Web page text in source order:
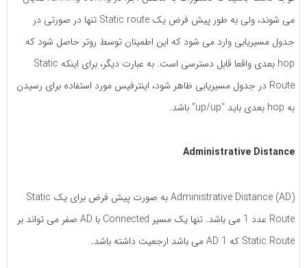
می شوند، ولی به طور پیش فرض یک Static route تنها در صورتی در
جدول مسیریابی وارد می شود که این اطمینان توسط روتر حاصل شود که
hop بعدی واقعا قابل دسترسی است. به عبارت دیگر، برای اینکه Static
Route در جدول مسیریابی ظاهر شود، اینترفیس مورد استفاده برای رسیدن
به hop بعدی باید “up/up” باشد.
Administrative Distance
Administrative Distance (AD) به صورت پیش فرض برای یک Static
Route عدد 1 می باشد. تنها یک مسیر Connected با AD صفر می تواند بر
Static Route که AD 1 می باشد ارجعیت داشته باشد.